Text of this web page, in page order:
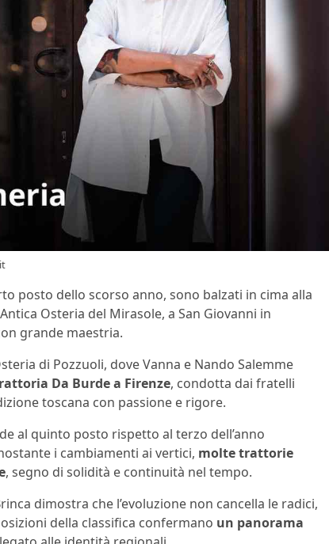
posto dello scorso anno, sono balzati in cima alla
Osteria del Mirasole, a San Giovanni in
grande maestria.
di Pozzuoli, dove Vanna e Nando Salemme
Da Burde a Firenze, condotta dai fratelli
toscana con passione e rigore.
al quinto posto rispetto al terzo dell’anno
i cambiamenti ai vertici, molte trattorie
, segno di solidità e continuità nel tempo.
dimostra che l’evoluzione non cancella le radici,
della classifica confermano un panorama